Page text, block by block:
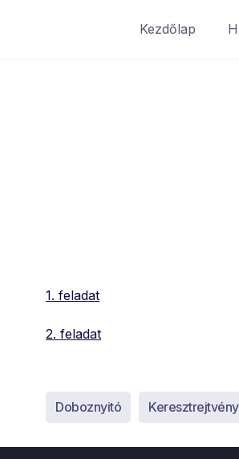
Kezdőlap
1. feladat
2. feladat
Doboznyitó Keresztrejtvény